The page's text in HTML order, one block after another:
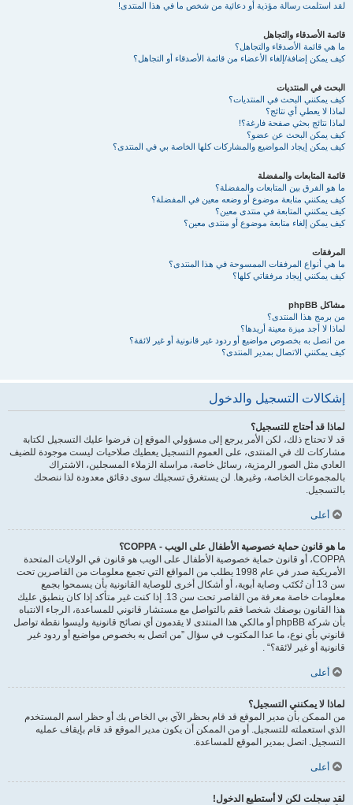
لقد استلمت رسالة مؤذية أو دعائية من شخص ما في هذا المنتدى!
قائمة الأصدقاء والتجاهل
ما هي قائمة الأصدقاء والتجاهل؟
كيف يمكن إضافة/إلغاء الأعضاء من قائمة الأصدقاء أو التجاهل؟
البحث في المنتديات
كيف يمكنني البحث في المنتديات؟
لماذا لا يعطي أي نتائج؟
لماذا نتائج بحثي صفحة فارغة؟!
كيف يمكن البحث عن عضو؟
كيف يمكن إيجاد المواضيع والمشاركات كلها الخاصة بي في المنتدى؟
قائمة المتابعات والمفضلة
ما هو الفرق بين المتابعات والمفضلة؟
كيف يمكنني متابعة موضوع أو وضعه معين في المفضلة؟
كيف يمكنني المتابعة في منتدى معين؟
كيف يمكن إلغاء متابعة موضوع أو منتدى معين؟
المرفقات
ما هي أنواع المرفقات الممسوحة في هذا المنتدى؟
كيف يمكنني إيجاد مرفقاتي كلها؟
مشاكل phpBB
من برمج هذا المنتدى؟
لماذا لا أجد ميزة معينة أريدها؟
من اتصل به بخصوص مواضيع أو ردود غير قانونية أو غير لائقة؟
كيف يمكنني الاتصال بمدير المنتدى؟
إشكالات التسجيل والدخول
لماذا قد أحتاج للتسجيل؟
قد لا تحتاج ذلك، لكن الأمر يرجع إلى مسؤولي الموقع إن فرضوا عليك التسجيل لكتابة
مشاركات لك في المنتدى، على العموم التسجيل يعطيك صلاحيات ليست موجودة للضيف
العادي مثل الصور الرمزية، رسائل خاصة، مراسلة الزملاء المسجلين، الاشتراك
بالمجموعات الخاصة، وغيرها. لن يستغرق تسجيلك سوى دقائق معدودة لذا ننصحك
بالتسجيل.
أعلى
ما هو قانون حماية خصوصية الأطفال على الويب - COPPA؟
COPPA، أو قانون حماية خصوصية الأطفال على الويب هو قانون في الولايات المتحدة
الأمريكية صدر في عام 1998 يطلب من المواقع التي تجمع معلومات من القاصرين تحت
سن 13 أن تُكتَب وصاية أبوية، أو أشكال أخرى للوصاية القانونية بأن يسمحوا بجمع
معلومات خاصة معرفة من القاصر تحت سن 13. إذا كنت غير متأكد إذا كان ينطبق عليك
هذا القانون بوصفك شخصا فقم بالتواصل مع مستشار قانوني للمساعدة، الرجاء الانتباه
بأن شركة phpBB أو مالكي هذا المنتدى لا يقدمون أي نصائح قانونية وليسوا نقطة تواصل
قانوني بأي نوع، ما عدا المكتوب في سؤال ”من اتصل به بخصوص مواضيع أو ردود غير
قانونية أو غير لائقة؟“ .
أعلى
لماذا لا يمكنني التسجيل؟
من الممكن بأن مدير الموقع قد قام بحظر الآي بي الخاص بك أو حظر اسم المستخدم
الذي استعملته للتسجيل. أو من الممكن أن يكون مدير الموقع قد قام بإيقاف عمليه
التسجيل. اتصل بمدير الموقع للمساعدة.
أعلى
لقد سجلت لكن لا أستطيع الدخول!